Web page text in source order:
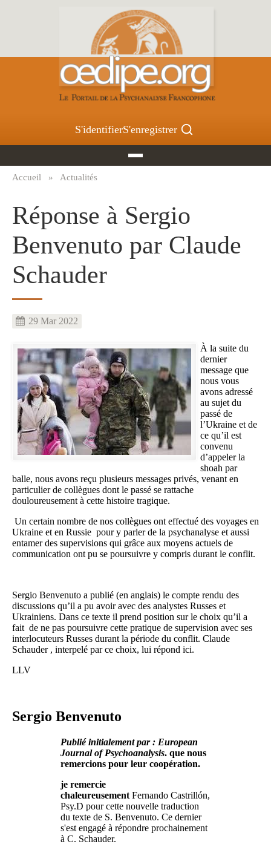
S'identifierS'enregistrer
d'Ariane
Accueil Actualités
Réponse à Sergio
Benvenuto par Claude
Schauder
29 Mar 2022
Image
À la suite du
dernier
message que
nous vous
avons adressé
au sujet du
passé de
l’Ukraine et de
ce qu’il est
convenu
d’appeler la
shoah par
balle, nous avons reçu plusieurs messages privés, venant en
particulier de collègues dont le passé se rattache
douloureusement à cette histoire tragique.
Un certain nombre de nos collègues ont effectué des voyages en
Ukraine et en Russie pour y parler de la psychanalyse et aussi
entamer des supervisions qui grâce aux moyens actuels de
communication ont pu se poursuivre y compris durant le conflit.
Sergio Benvenuto a publié (en anglais) le compte rendu des
discussions qu’il a pu avoir avec des analystes Russes et
Ukrainiens. Dans ce texte il prend position sur le choix qu’il a
fait de ne pas poursuivre cette pratique de supervision avec ses
interlocuteurs Russes durant la période du conflit. Claude
Schauder , interpelé par ce choix, lui répond ici.
LLV
Sergio Benvenuto
Publié initialement par : European
Journal of Psychoanalysis. que nous
remercions pour leur coopération.
je remercie
chaleureusement Fernando Castrillón,
Psy.D pour cette nouvelle traduction
du texte de S. Benvenuto. Ce dernier
s'est engagé à répondre prochainement
à C. Schauder.